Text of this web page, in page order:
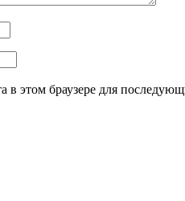
в этом браузере для